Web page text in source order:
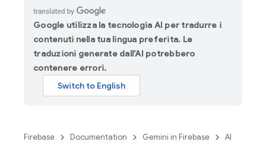
Google utilizza la tecnologia AI per tradurre i
contenuti nella tua lingua preferita. Le
traduzioni generate dall'AI potrebbero
contenere errori.
Firebase Documentation Gemini in Firebase AI